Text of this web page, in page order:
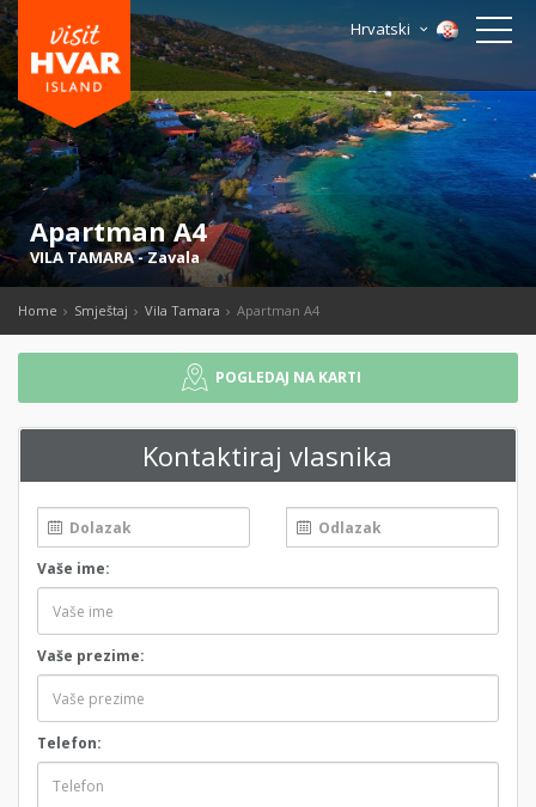
Hrvatski
Apartman A4
VILA TAMARA-Zavala
Home Smještaj Vila Tamara Apartman A4
POGLEDAJ NA KARTI
Kontaktiraj vlasnika
Vaše ime:
Vaše prezime:
Telefon: